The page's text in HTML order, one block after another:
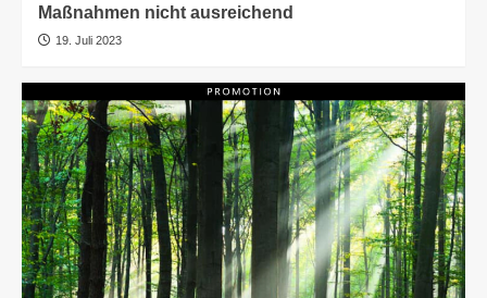
Maßnahmen nicht ausreichend
19. Juli 2023